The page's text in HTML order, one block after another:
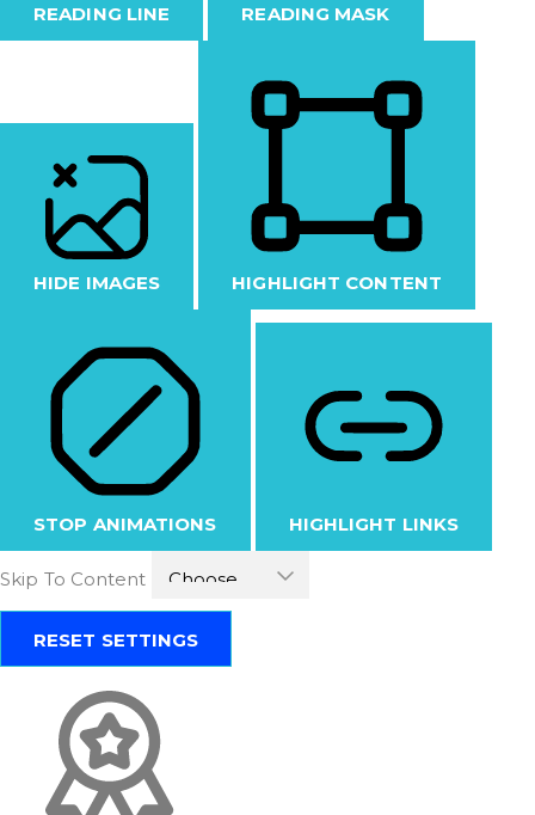
READING LINE READING MASK
HIDE IMAGES HIGHLIGHT CONTENT
STOP ANIMATIONS HIGHLIGHT LINKS
Skip To Content
RESET SETTINGS